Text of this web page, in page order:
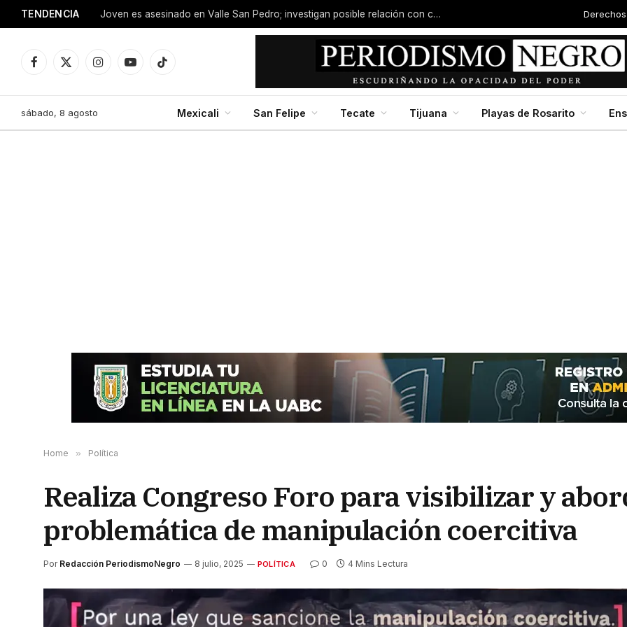
TENDENCIA Joven es asesinado en Valle San Pedro; investigan posible relación con carreras clandestinas
Facebook
X
InstagramYouTubeTikTok
sábado, 8 agosto Mexicali San Felipe Tecate Tijuana Playas de Rosarito
Home » Política
Realiza Congreso Foro para visibilizar y
problemática de manipulación coercitiva
Por Redacción PeriodismoNegro 8 julio, 2025 POLÍTICA 0 4 Mins Lectura